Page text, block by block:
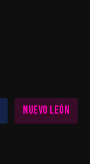
Nuevo León